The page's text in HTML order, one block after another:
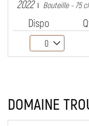
2022 Bouteille - 75 cl
Dispo
DOMAINE